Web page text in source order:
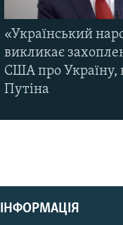
«Український
викликає
США про Україну,
Путіна
ІНФОРМАЦІЯ